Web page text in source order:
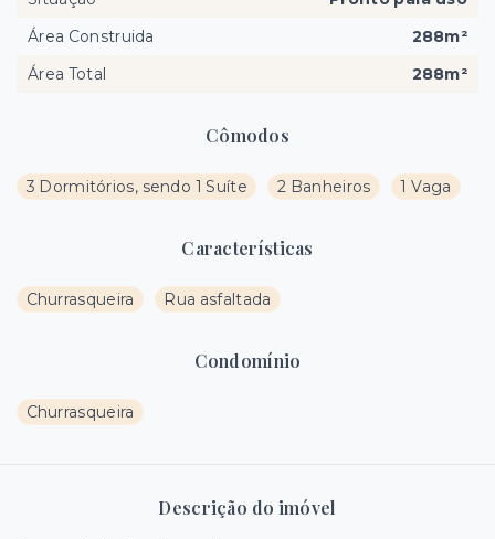
Cômodos
3 Dormitórios, sendo 1 Suíte 2 Banheiros 1 Vaga
Características
Churrasqueira Rua asfaltada
Condomínio
Churrasqueira
Descrição do imóvel
Área Construida
288m²
Área Total
288m²